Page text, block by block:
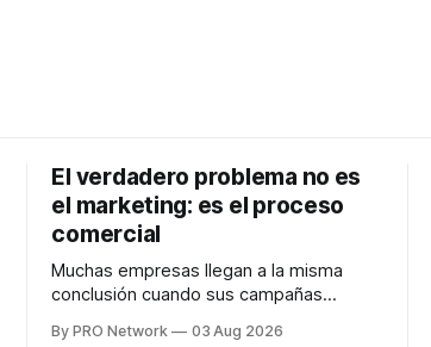
El verdadero problema no es
el marketing: es el proceso
comercial
Muchas empresas llegan a la misma
conclusión cuando sus campañas
marketing no funciona". Sin embargo,
By PRO Network 03 Aug 2026